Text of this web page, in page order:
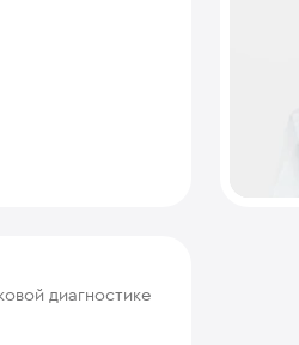
диагностике